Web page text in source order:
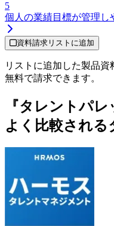
5
個人の業績目標が管理し
資料請求リストに追加
リストに追加した製品資
無料で請求できます。
『タレントパレ
よく比較される